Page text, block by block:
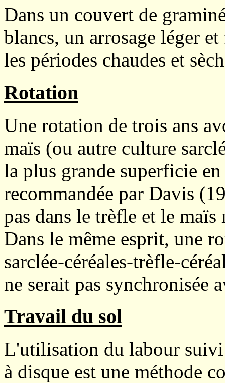
Dans un couvert de
blancs, un arrosage léger
les périodes chaudes et
Rotation
Une rotation de trois ans
maïs (ou autre culture
la plus grande superficie
recommandée par Davis
pas dans le trèfle et le maïs
Dans le même esprit, une
sarclée-céréales-trèfle-
ne serait pas synchronisée
Travail du sol
L'utilisation du labour suivi
à disque est une méthode